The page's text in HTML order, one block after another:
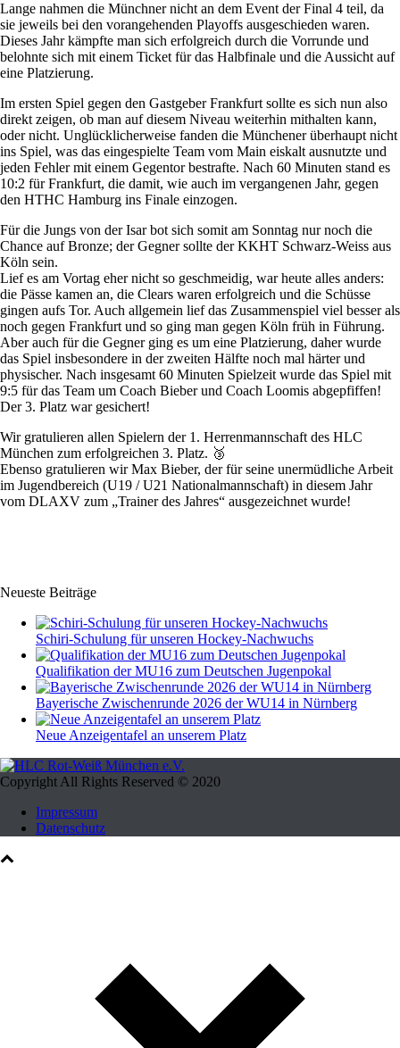
Lange nahmen die Münchner nicht an dem Event der Final 4 teil, da
sie jeweils bei den vorangehenden Playoffs ausgeschieden waren.
Dieses Jahr kämpfte man sich erfolgreich durch die Vorrunde und
belohnte sich mit einem Ticket für das Halbfinale und die Aussicht auf
eine Platzierung.
Im ersten Spiel gegen den Gastgeber Frankfurt sollte es sich nun also
direkt zeigen, ob man auf diesem Niveau weiterhin mithalten kann,
oder nicht. Unglücklicherweise fanden die Münchener überhaupt nicht
ins Spiel, was das eingespielte Team vom Main eiskalt ausnutzte und
jeden Fehler mit einem Gegentor bestrafte. Nach 60 Minuten stand es
10:2 für Frankfurt, die damit, wie auch im vergangenen Jahr, gegen
den HTHC Hamburg ins Finale einzogen.
Für die Jungs von der Isar bot sich somit am Sonntag nur noch die
Chance auf Bronze; der Gegner sollte der KKHT Schwarz-Weiss aus
Köln sein.
Lief es am Vortag eher nicht so geschmeidig, war heute alles anders:
die Pässe kamen an, die Clears waren erfolgreich und die Schüsse
gingen aufs Tor. Auch allgemein lief das Zusammenspiel viel besser als
noch gegen Frankfurt und so ging man gegen Köln früh in Führung.
Aber auch für die Gegner ging es um eine Platzierung, daher wurde
das Spiel insbesondere in der zweiten Hälfte noch mal härter und
physischer. Nach insgesamt 60 Minuten Spielzeit wurde das Spiel mit
9:5 für das Team um Coach Bieber und Coach Loomis abgepfiffen!
Der 3. Platz war gesichert!
Wir gratulieren allen Spielern der 1. Herrenmannschaft des HLC
München zum erfolgreichen 3. Platz. 🥉
Ebenso gratulieren wir Max Bieber, der für seine unermüdliche Arbeit
im Jugendbereich (U19 / U21 Nationalmannschaft) in diesem Jahr
vom DLAXV zum „Trainer des Jahres“ ausgezeichnet wurde!
Neueste Beiträge
Schiri-Schulung für unseren Hockey-Nachwuchs
Qualifikation der MU16 zum Deutschen Jugenpokal
Bayerische Zwischenrunde 2026 der WU14 in Nürnberg
Neue Anzeigentafel an unserem Platz
Copyright All Rights Reserved © 2020
Impressum
Datenschutz